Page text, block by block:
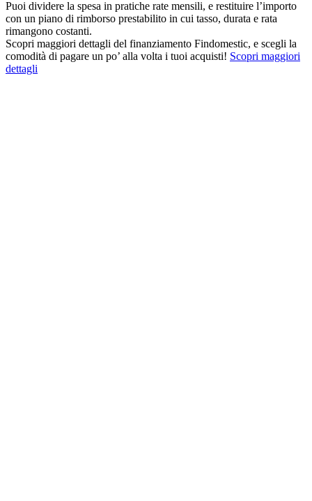
Puoi dividere la spesa in pratiche rate mensili, e restituire l’importo
con un piano di rimborso prestabilito in cui tasso, durata e rata
rimangono costanti.
Scopri maggiori dettagli del finanziamento Findomestic, e scegli la
comodità di pagare un po’ alla volta i tuoi acquisti! Scopri maggiori
dettagli